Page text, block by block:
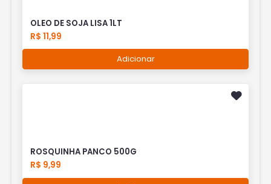
OLEO DE SOJA LISA 1LT
R$ 11,99
Adicionar
ROSQUINHA PANCO 500G
R$ 9,99